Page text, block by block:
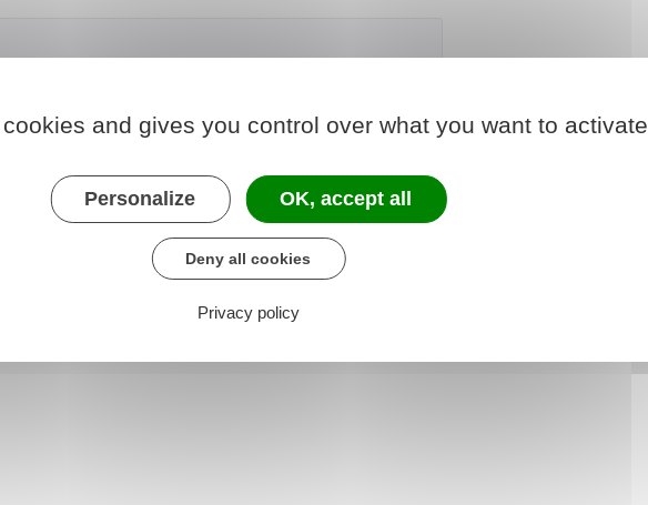
procuration de vote.
le formulaire (140.6 KB)
and gives you control over what you want to activate
Personalize OK, accept all
Deny all cookies
Privacy policy